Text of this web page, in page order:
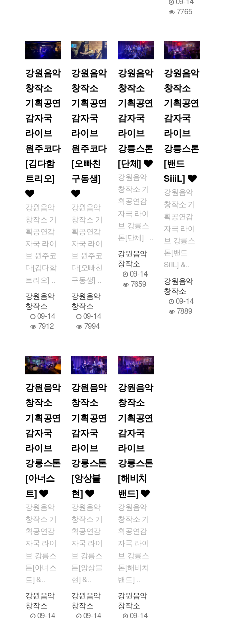
7765
강원음악
창작소
기획공연
감자국
라이브
원주코다
[김다함
트리오]
강원음악
창작소 기
획공연감
자국 라이
브 원주코
다[김다함
트리오] ..
강원음악
창작소
09-14
7912
강원음악
창작소
기획공연
감자국
라이브
원주코다
[오빠친
구동생]
강원음악
창작소 기
획공연감
자국 라이
브 원주코
다[오빠친
구동생] ..
강원음악
창작소
09-14
7994
강원음악
창작소
기획공연
감자국
라이브
강릉스톤
[단체]
강원음악
창작소 기
획공연감
자국 라이
브 강릉스
톤[단체] ..
강원음악
창작소
09-14
7659
강원음악
창작소
기획공연
감자국
라이브
강릉스톤
[밴드
SiiiL]
강원음악
창작소 기
획공연감
자국 라이
브 강릉스
톤[밴드
SiiiL] &..
강원음악
창작소
09-14
7889
강원음악
창작소
기획공연
감자국
라이브
강릉스톤
[아너스
트]
강원음악
창작소 기
획공연감
자국 라이
브 강릉스
톤[아너스
트] &..
강원음악
창작소
09-14
강원음악
창작소
기획공연
감자국
라이브
강릉스톤
[앙상블
현]
강원음악
창작소 기
획공연감
자국 라이
브 강릉스
톤[앙상블
현] &..
강원음악
창작소
09-14
강원음악
창작소
기획공연
감자국
라이브
강릉스톤
[해비치
밴드]
강원음악
창작소 기
획공연감
자국 라이
브 강릉스
톤[해비치
밴드] ..
강원음악
창작소
09-14